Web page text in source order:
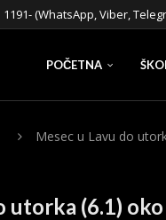
- (WhatsApp, Viber,
POČETNA
Mesec u Lavu do
utorka (6.1)